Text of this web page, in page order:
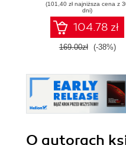
(101,40 zł najniższa cena z
dni)
104.78 zł
169.00zł (-38%)
O autorach